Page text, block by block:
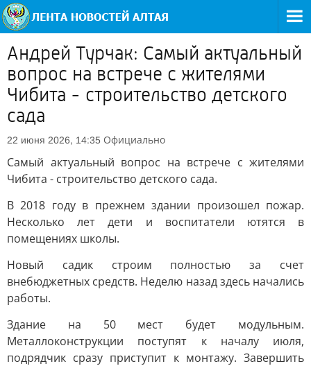
Андрей Турчак: Самый актуальный
вопрос на встрече с жителями
Чибита - строительство детского
сада
22 июня 2026, 14:35 Официально
Самый актуальный вопрос на встрече с жителями
Чибита - строительство детского сада.
В 2018 году в прежнем здании произошел пожар.
Несколько лет дети и воспитатели ютятся в
помещениях школы.
Новый садик строим полностью за счет
внебюджетных средств. Неделю назад здесь начались
работы.
Здание на 50 мест будет модульным.
Металлоконструкции поступят к началу июля,
подрядчик сразу приступит к монтажу. Завершить